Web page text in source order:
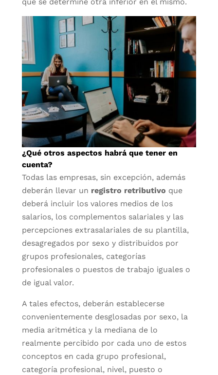
que se determine otra inferior en el mismo.
¿Qué otros aspectos habrá que tener en
cuenta?
Todas las empresas, sin excepción, además
deberán llevar un registro retributivo que
deberá incluir los valores medios de los
salarios, los complementos salariales y las
percepciones extrasalariales de su plantilla,
desagregados por sexo y distribuidos por
grupos profesionales, categorías
profesionales o puestos de trabajo iguales o
de igual valor.
A tales efectos, deberán establecerse
convenientemente desglosadas por sexo, la
media aritmética y la mediana de lo
realmente percibido por cada uno de estos
conceptos en cada grupo profesional,
categoría profesional, nivel, puesto o